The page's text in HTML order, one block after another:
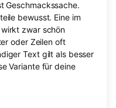
Geschmackssache.
bewusst. Eine im
zwar schön
oder Zeilen oft
Text gilt als besser
Variante für deine